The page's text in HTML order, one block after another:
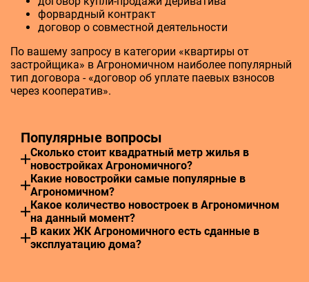
форвардный контракт
договор о совместной деятельности
По вашему запросу в категории «квартиры от
застройщика» в Агрономичном наиболее популярный
тип договора - «договор об уплате паевых взносов
через кооператив».
Популярные вопросы
Сколько стоит квадратный метр жилья в
новостройках Агрономичного?
Какие новостройки самые популярные в
Агрономичном?
Какое количество новостроек в Агрономичном
на данный момент?
В каких ЖК Агрономичного есть сданные в
эксплуатацию дома?